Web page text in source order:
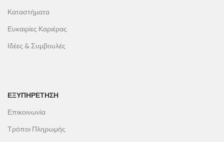
Καταστήματα
Ευκαιρίες Καριέρας
Ιδέες & Συμβουλές
ΕΞΥΠΗΡΕΤΗΣΗ
Επικοινωνία
Τρόποι Πληρωμής